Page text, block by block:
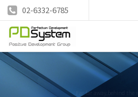
02-6332-6785
Far far away,behind